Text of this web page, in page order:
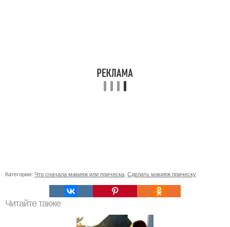
Категории: Что сначала макияж или прическа Сделать макияж прическу
Читайте также